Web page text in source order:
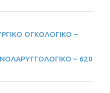
ΟΓΚΟΛΟΓΙΚΟ –
– 620